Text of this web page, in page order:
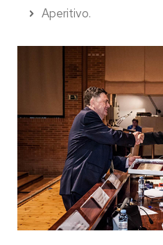
Aperitivo.